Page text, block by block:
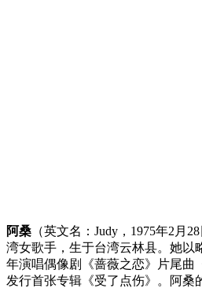
阿桑 （英文名：Judy，1975年2月
湾女歌手，生于台湾云林县。她以
年演唱偶像剧《蔷薇之恋》片尾曲
发行首张专辑《受了点伤》。阿桑